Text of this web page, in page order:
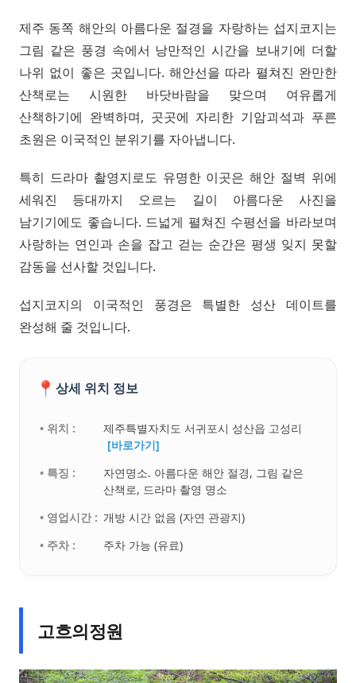
제주 동쪽 해안의 아름다운 절경을 자랑하는 섭지코지는
그림 같은 풍경 속에서 낭만적인 시간을 보내기에 더할
나위 없이 좋은 곳입니다. 해안선을 따라 펼쳐진 완만한
산책로는 시원한 바닷바람을 맞으며 여유롭게
산책하기에 완벽하며, 곳곳에 자리한 기암괴석과 푸른
초원은 이국적인 분위기를 자아냅니다.
특히 드라마 촬영지로도 유명한 이곳은 해안 절벽 위에
세워진 등대까지 오르는 길이 아름다운 사진을
남기기에도 좋습니다. 드넓게 펼쳐진 수평선을 바라보며
사랑하는 연인과 손을 잡고 걷는 순간은 평생 잊지 못할
감동을 선사할 것입니다.
섭지코지의 이국적인 풍경은 특별한 성산 데이트를
완성해 줄 것입니다.
📍 상세 위치 정보
• 위치 :
제주특별자치도 서귀포시 성산읍 고성리
[바로가기]
• 특징 :
자연명소. 아름다운 해안 절경, 그림 같은
산책로, 드라마 촬영 명소
• 영업시간 : 개방 시간 없음 (자연 관광지)
• 주차 :
주차 가능 (유료)
고흐의정원